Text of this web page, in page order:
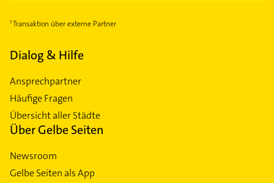
Transaktion über externe Partner
Dialog & Hilfe
Ansprechpartner
Häufige Fragen
Übersicht aller Städte
Über Gelbe Seiten
Newsroom
Gelbe Seiten als App